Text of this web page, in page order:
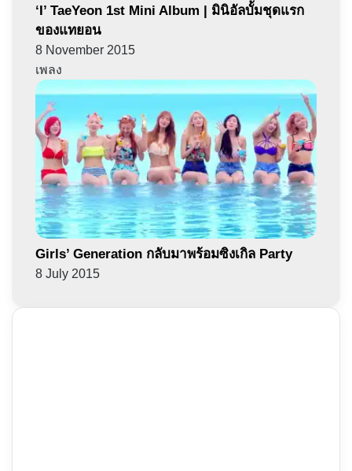
‘I’ TaeYeon 1st Mini Album | มินิอัลบั้มชุดแรก
ของแทยอน
8 November 2015
เพลง
Girls’ Generation กลับมาพร้อมซิงเกิล Party
8 July 2015